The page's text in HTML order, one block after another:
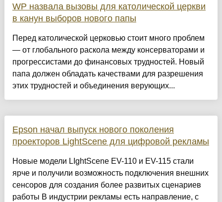
WP назвала вызовы для католической церкви
в канун выборов нового папы
Перед католической церковью стоит много проблем
— от глобального раскола между консерваторами и
прогрессистами до финансовых трудностей. Новый
папа должен обладать качествами для разрешения
этих трудностей и объединения верующих...
Epson начал выпуск нового поколения
проекторов LightScene для цифровой рекламы
Новые модели LIghtScene EV-110 и EV-115 стали
ярче и получили возможность подключения внешних
сенсоров для создания более развитых сценариев
работы В индустрии рекламы есть направление, с